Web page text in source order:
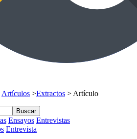
Artículos >Extractos > Artículo
Buscar
Ensayos Entrevistas
Entrevista